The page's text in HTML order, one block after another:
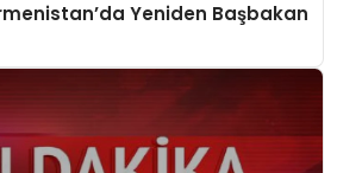
Yeniden Başbakan